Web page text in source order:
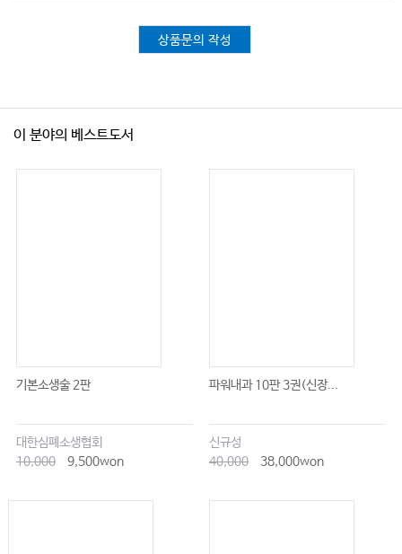
상품문의 작성
이 분야의 베스트도서
기본소생술 2판
대한심폐소생협회
10,000
9,500won
파워내과 10판 3권(신장...
신규성
40,000
38,000won